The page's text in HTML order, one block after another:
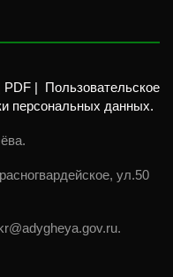
PDF |
Пользовательское
персональных данных.
ул.50